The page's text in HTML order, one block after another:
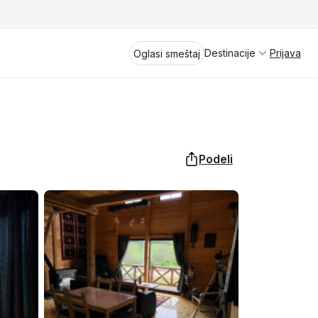
Oglasi smeštaj Destinacije
Vrnjačka Banja
Perućac
Kladovo
Aranđelovac
Spremite se za virtuelno putovanje
kroz jednu od najlepših zemalja
Evrope i sveta. Uživaćete u prikazima
planinskih masiva poput Tare i Šar-
planine, ali i u ravničarskim predelima
prostrane Vojvodine. Istraživanje
tradicije i kulturnog dobra Srbije
otkriće vam pravu narav srpskog
Prijava
Podeli